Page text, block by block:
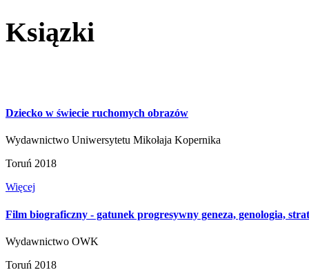
Ksiązki
Dziecko w świecie ruchomych obrazów
Wydawnictwo Uniwersytetu Mikołaja Kopernika
Toruń 2018
Więcej
Film biograficzny - gatunek progresywny geneza, genologia,
Wydawnictwo OWK
Toruń 2018